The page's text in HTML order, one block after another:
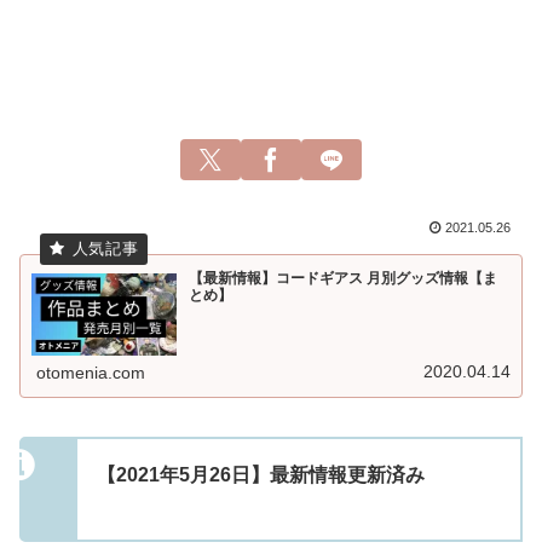
2021.05.26
【最新情報】コードギアス 月別グッズ情報【ま
とめ】
otomenia.com 2020.04.14
【2021年5月26日】最新情報更新済み